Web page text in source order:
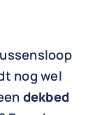
nog wel
dekbed